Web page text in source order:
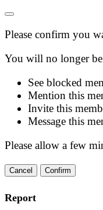
Please confirm you
You will no longer
See blocked
Mention this
Invite this
Message this
Please allow a few
Confirm
Report